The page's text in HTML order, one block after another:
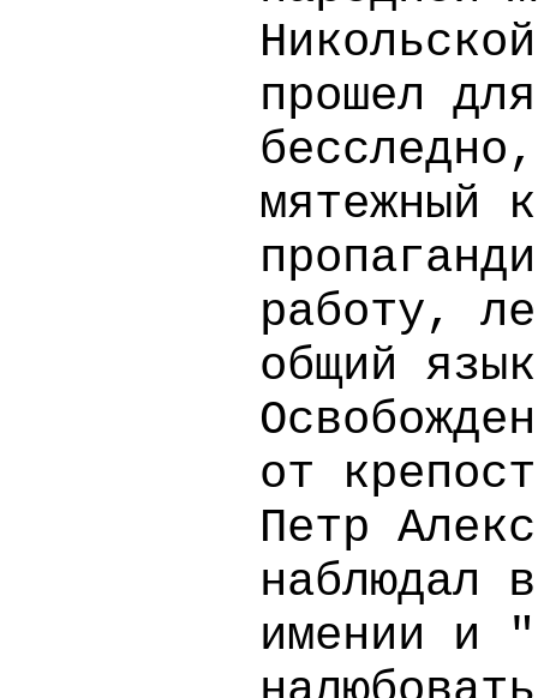
прошел
мятежный
работу,
общий
от
Петр
наблюдал
имении и